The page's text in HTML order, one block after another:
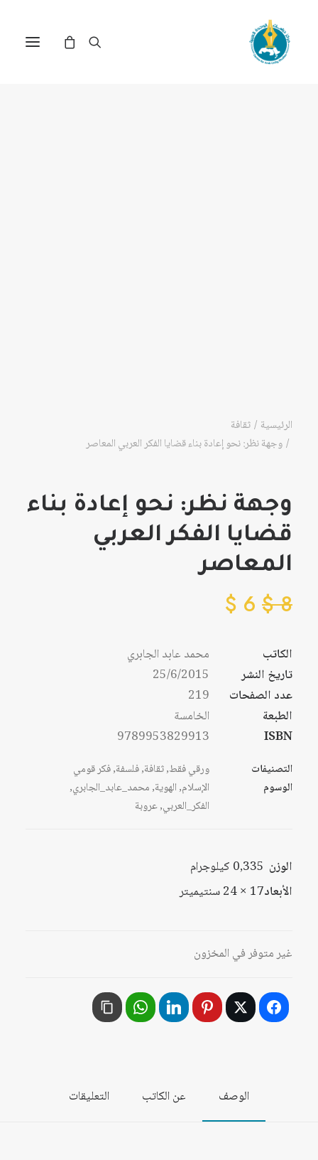
الرئيسية ثقافة
وجهة نظر: نحو إعادة بناء قضايا الفكر العربي المعاصر
وجهة نظر: نحو إعادة بناء
قضايا الفكر العربي
المعاصر
8
$
6
$
الكاتب
محمد عابد الجابري
تاريخ النشر
25/6/2015
عدد الصفحات
219
الطبعة
الخامسة
ISBN
9789953829913
التصنيفات ورقي فقط,ثقافة,فلسفة,فكر قومي
الوسوم
الإسلام,الهوية,محمد_عابد_الجابري,
الفكر_العربي,عروبة
الوزن 0,335 كيلوجرام
الأبعاد17 × 24 سنتيميتر
غير متوفر في المخزون
الوصف عن الكاتب التعليقات